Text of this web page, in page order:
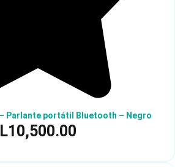
Parlante portátil Bluetooth – Negro
L10,500.00